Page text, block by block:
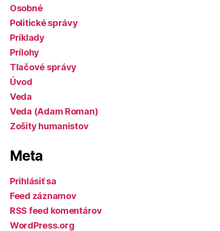
Osobné
Politické správy
Príklady
Prílohy
Tlačové správy
Úvod
Veda
Veda (Adam Roman)
Zošity humanistov
Meta
Prihlásiť sa
Feed záznamov
RSS feed komentárov
WordPress.org